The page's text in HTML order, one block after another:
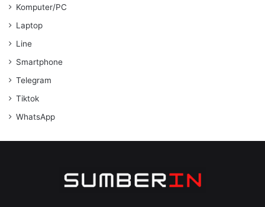
Komputer/PC
Laptop
Line
Smartphone
Telegram
Tiktok
WhatsApp